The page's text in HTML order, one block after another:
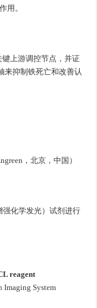
用。
上游调控节点，并证
来抑制铁死亡和改善认
，北京，中国）
强化学发光）试剂进行
reagent
Imaging System